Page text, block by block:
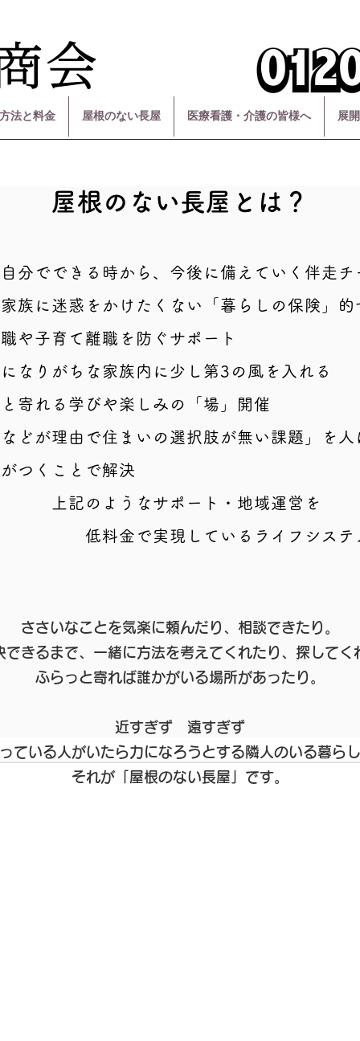
法と料金 屋根のない長屋 医療看護・介護の皆様へ 展
​屋根のない長屋とは？
分でできる時から、今後に備えていく伴走チ
族に迷惑をかけたくない「暮らしの保険」的
や子育て離職を防ぐサポート
なりがちな家族内 に少し第3の風を入れる
寄れる学びや楽しみの「場」開催
どが理由で住まいの選択肢が無い課題」を人
つくことで解決​
ようなサポート・地域運営を
低料金で実現しているライフシステ
ささいなことを気楽に頼んだり、相談できたり。
できるまで、一緒に方法を考えてくれたり、探してく
ふらっと寄れば誰かがいる場所があったり。
近すぎず 遠すぎず
ている人がいたら力になろうとする隣人のいる暮ら
​それが「屋根のない長屋」です。